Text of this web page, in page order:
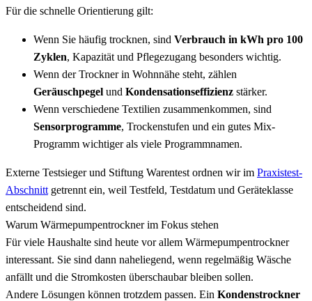
Für die schnelle Orientierung gilt:
Wenn Sie häufig trocknen, sind Verbrauch in kWh pro 100
Zyklen, Kapazität und Pflegezugang besonders wichtig.
Wenn der Trockner in Wohnnähe steht, zählen
Geräuschpegel und Kondensationseffizienz stärker.
Wenn verschiedene Textilien zusammenkommen, sind
Sensorprogramme, Trockenstufen und ein gutes Mix-
Programm wichtiger als viele Programmnamen.
Externe Testsieger und Stiftung Warentest ordnen wir im Praxistest-
Abschnitt getrennt ein, weil Testfeld, Testdatum und Geräteklasse
entscheidend sind.
Warum Wärmepumpentrockner im Fokus stehen
Für viele Haushalte sind heute vor allem Wärmepumpentrockner
interessant. Sie sind dann naheliegend, wenn regelmäßig Wäsche
anfällt und die Stromkosten überschaubar bleiben sollen.
Andere Lösungen können trotzdem passen. Ein Kondenstrockner